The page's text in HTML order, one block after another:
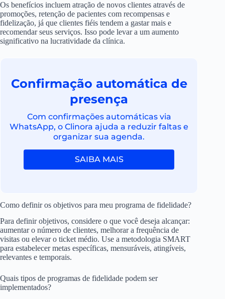
Os benefícios incluem atração de novos clientes através de
promoções, retenção de pacientes com recompensas e
fidelização, já que clientes fiéis tendem a gastar mais e
recomendar seus serviços. Isso pode levar a um aumento
significativo na lucratividade da clínica.
Confirmação automática de
presença
Com confirmações automáticas via
WhatsApp, o Clinora ajuda a reduzir faltas e
organizar sua agenda.
SAIBA MAIS
Como definir os objetivos para meu programa de fidelidade?
Para definir objetivos, considere o que você deseja alcançar:
aumentar o número de clientes, melhorar a frequência de
visitas ou elevar o ticket médio. Use a metodologia SMART
para estabelecer metas específicas, mensuráveis, atingíveis,
relevantes e temporais.
Quais tipos de programas de fidelidade podem ser
implementados?